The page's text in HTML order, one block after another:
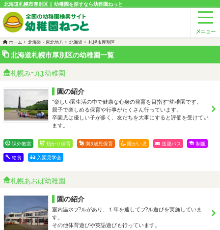
北海道札幌市厚別区 | 幼稚園を探すなら幼稚園ねっと
ホーム 北海道・東北地方 北海道 札幌市厚別区
北海道札幌市厚別区の幼稚園一覧
札幌みづほ幼稚園
園の紹介
”楽しい園生活の中で健康な心身の発育を目指す”幼稚園です。
親子で楽しめる保育や行事がたくさん行っています。
卒園児は優しい子が多く、友だちを大事にすると評価を受けてい
ます。…
課外教室 預かり保育 満3歳児保育 障がい児 送迎バス 制服
給食 入園見学会
札幌あおば幼稚園
園の紹介
室内温水プ?ルがあり、１年を通してプ?ル遊びを実施していま
す。
その他体育遊びや英語遊びも行っています。